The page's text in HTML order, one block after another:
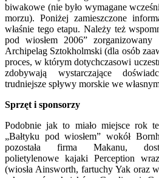
biwakowe (nie było wymagane
morzu). Poniżej zamieszczone
właśnie tego etapu. Należy też
pod wiosłem 2006”
Archipelag Sztokholmski (dla osób
proces, w którym dotychczasowi
zdobywają wystarczające
trudniejsze spływy morskie we
Sprzęt i sponsorzy
Podobnie jak to miało miejsce rok
„Bałtyku pod wiosłem” wokół
pozostała firma Makanu,
polietylenowe kajaki Perception
(wiosła Ainsworth, fartuchy Yak oraz